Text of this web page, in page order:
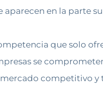
en la parte
que solo
se
competitivo